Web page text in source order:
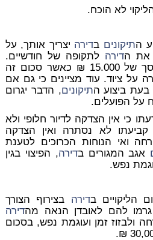
לא הוכח.
התיקונים בדירה יצריך אותך, על
את הדירה לתקופה של חודשיים.
לפיכך, מבוקש לפצותם בסך של 15.000 ₪ כאשר סכום זה
על ציוד. עוד מציינים כי גם אם
בעת ביצוע התיקונים, הדבר יגרום
על הפועלים.
כי אין הצדקה לדיור חלופי ולא
קביעתו לא נסתרה ואין הצדקה
ואי הנוחות הכרוכים לטענת
אגב המגורים בדירה, הפיצוי בגין
נפש.
הליקויים בדירה בצירוף הצורך
להם לאובדן הנאה מהדירה
ולבזוז זמן ועוגמת נפש, בסכום